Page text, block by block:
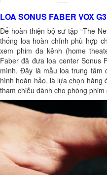
LOA SONUS FABER VOX G3
Để hoàn thiện bộ sư tập “The
thống loa hoàn chỉnh phù hợp
xem phim đa kênh (home
Faber đã đưa loa center Sonus
mình. Đây là mẫu loa trung tâm
hình hoàn hảo, là lựa chọn hàng
tham chiếu dành cho phòng phim